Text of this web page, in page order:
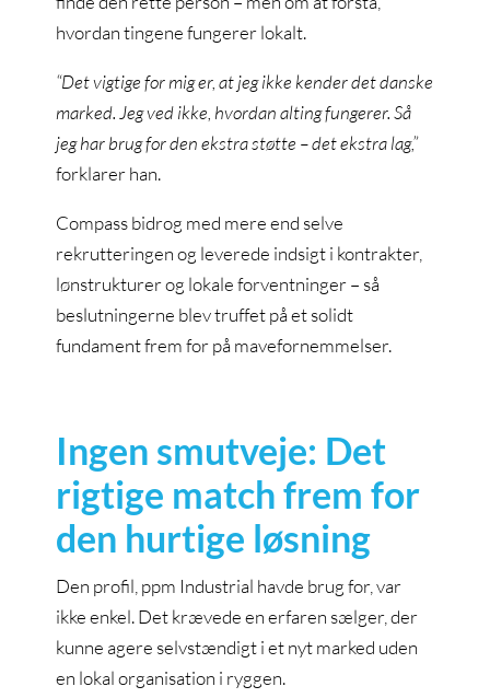
hvordan tingene fungerer lokalt.
“Det vigtige for mig er, at jeg ikke kender det danske
marked. Jeg ved ikke, hvordan alting fungerer. Så
jeg har brug for den ekstra støtte – det ekstra lag,”
forklarer han.
Compass bidrog med mere end selve
rekrutteringen og leverede indsigt i kontrakter,
lønstrukturer og lokale forventninger – så
beslutningerne blev truffet på et solidt
fundament frem for på mavefornemmelser.
Ingen smutveje: Det
rigtige match frem for
den hurtige løsning
Den profil, ppm Industrial havde brug for, var
ikke enkel. Det krævede en erfaren sælger, der
kunne agere selvstændigt i et nyt marked uden
en lokal organisation i ryggen.